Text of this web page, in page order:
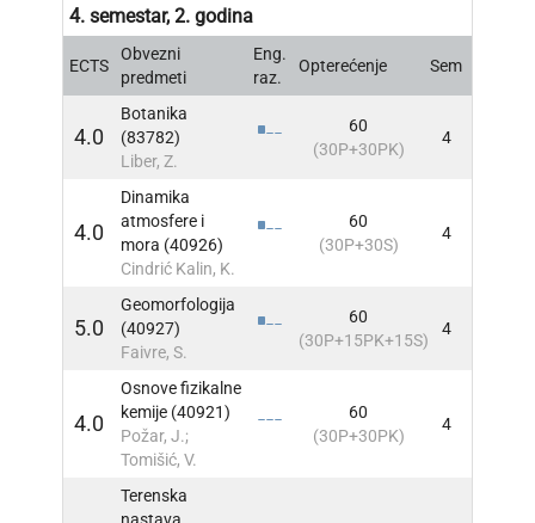
4. semestar, 2. godina
ECTS
Obvezni
predmeti
Eng.
raz.
Opterećenje Sem
4.0
Botanika
(83782)
Liber, Z.
60
(30P+30PK)
4
4.0
Dinamika
atmosfere i
mora (40926)
Cindrić Kalin, K.
60
(30P+30S)
4
5.0
Geomorfologija
(40927)
Faivre, S.
60
(30P+15PK+15S)
4
4.0
Osnove fizikalne
kemije (40921)
Požar, J.;
Tomišić, V.
60
(30P+30PK)
4
Terenska
nastava